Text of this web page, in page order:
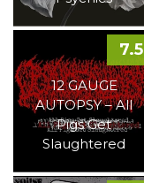
12 GAUGE
AUTOPSY – All
Pigs Get
Slaughtered
7.5